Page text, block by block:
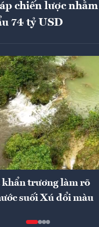
chiến lược
74 tỷ USD
trương làm rõ
suối Xú đổi màu